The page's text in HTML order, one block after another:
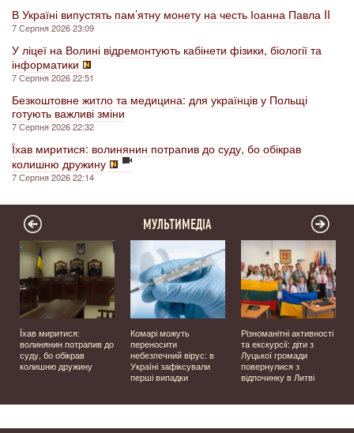
В Україні випустять пам’ятну монету на честь Іоанна Павла II
7 Серпня 2026 23:09
У ліцеї на Волині відремонтують кабінети фізики, біології та
інформатики
7 Серпня 2026 22:51
Безкоштовне житло та медицина: для українців у Польщі
готують важливі зміни
7 Серпня 2026 22:32
Їхав миритися: волинянин потрапив до суду, бо обікрав
колишню дружину
7 Серпня 2026 22:14
МУЛЬТИМЕДІА
Їхав миритися:
волинянин потрапив до
суду, бо обікрав
колишню дружину
Комарі можуть
переносити
небезпечний вірус: в
Україні зафіксували
перші випадки
Різноманітні активності
та екскурсії: діти з
Луцької громади
повернулися з
відпочинку в Литві